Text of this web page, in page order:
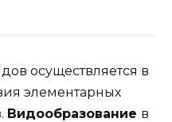
осуществляется в
элементарных
Видообразование в